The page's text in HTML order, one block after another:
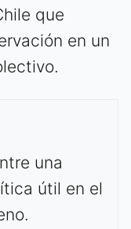
que
en un
una
útil en el